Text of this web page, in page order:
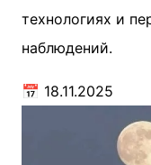
технологиях и
наблюдений.
📅 18.11.2025